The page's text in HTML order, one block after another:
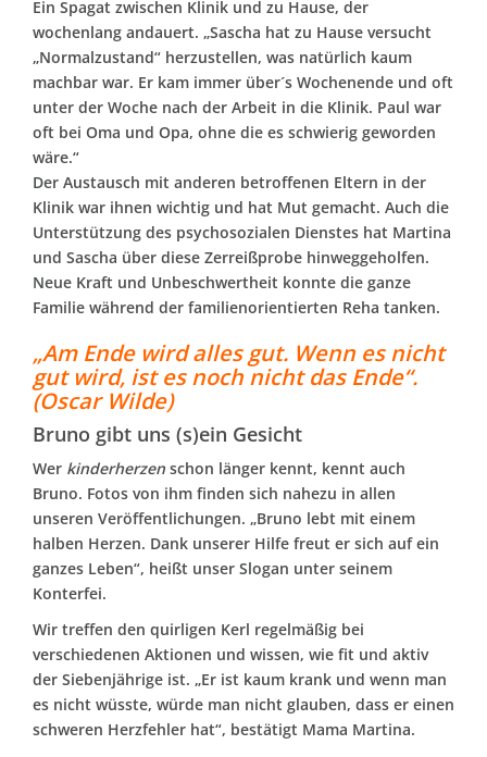
Ein Spagat zwischen Klinik und zu Hause, der
wochenlang andauert. „Sascha hat zu Hause versucht
„Normalzustand“ herzustellen, was natürlich kaum
machbar war. Er kam immer über´s Wochenende und oft
unter der Woche nach der Arbeit in die Klinik. Paul war
oft bei Oma und Opa, ohne die es schwierig geworden
wäre.“
Der Austausch mit anderen betroffenen Eltern in der
Klinik war ihnen wichtig und hat Mut gemacht. Auch die
Unterstützung des psychosozialen Dienstes hat Martina
und Sascha über diese Zerreißprobe hinweggeholfen.
Neue Kraft und Unbeschwertheit konnte die ganze
Familie während der familienorientierten Reha tanken.
„Am Ende wird alles gut. Wenn es nicht
gut wird, ist es noch nicht das Ende“.
(Oscar Wilde)
Bruno gibt uns (s)ein Gesicht
Wer kinderherzen schon länger kennt, kennt auch
Bruno. Fotos von ihm finden sich nahezu in allen
unseren Veröffentlichungen. „Bruno lebt mit einem
halben Herzen. Dank unserer Hilfe freut er sich auf ein
ganzes Leben“, heißt unser Slogan unter seinem
Konterfei.
Wir treffen den quirligen Kerl regelmäßig bei
verschiedenen Aktionen und wissen, wie fit und aktiv
der Siebenjährige ist. „Er ist kaum krank und wenn man
es nicht wüsste, würde man nicht glauben, dass er einen
schweren Herzfehler hat“, bestätigt Mama Martina.